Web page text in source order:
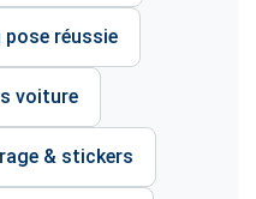
réussie
voiture
& stickers